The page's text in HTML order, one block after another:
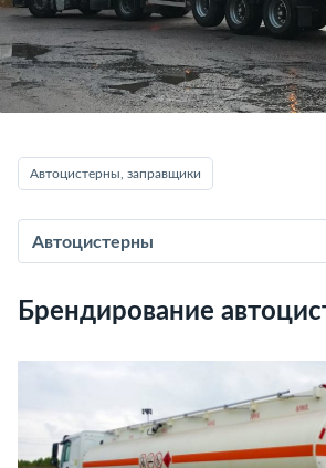
Автоцистерны, заправщики
Автоцистерны
Брендирование